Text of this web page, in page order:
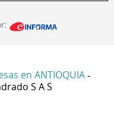
en ANTIOQUIA -
S A S